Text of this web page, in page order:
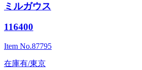
ミルガウス
116400
Item No.87795
在庫有/東京